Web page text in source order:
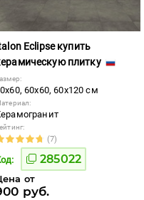
Eclipse купить
плитку
60x60, 60x120 см
(7)
285022
от
руб.